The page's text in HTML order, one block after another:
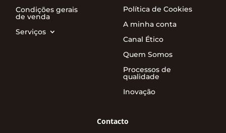
Condições gerais
de venda
Serviços
Política de Cookies
A minha conta
Canal Ético
Quem Somos
Processos de
qualidade
Inovação
Contacto